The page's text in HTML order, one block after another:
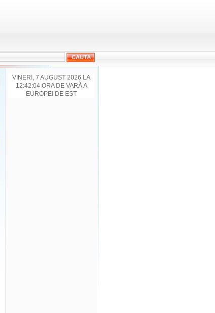
VINERI, 7 AUGUST 2026 LA
12:42:04 ORA DE VARĂ A
EUROPEI DE EST